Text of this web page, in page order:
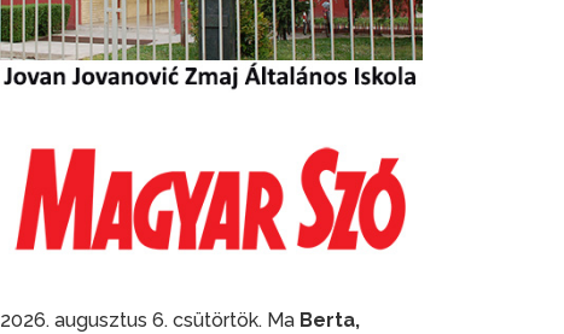
2026. augusztus 6. csütörtök. Ma Berta,